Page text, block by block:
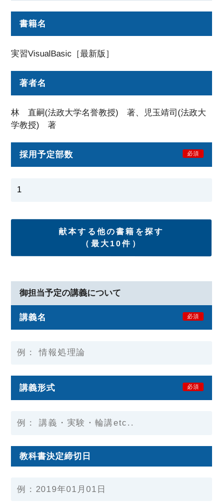
書籍名
実習VisualBasic［最新版］
著者名
林 直嗣(法政大学名誉教授) 著、児玉靖司(法政大
学教授) 著
採用予定部数 必須
献本する他の書籍を探す
（最大10件）
御担当予定の講義について
講義名 必須
講義形式 必須
教科書決定締切日